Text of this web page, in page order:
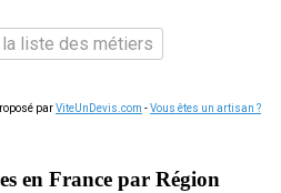
la liste des métiers
parViteUnDevis.com -Vous êtes un artisan ?
en France par Région